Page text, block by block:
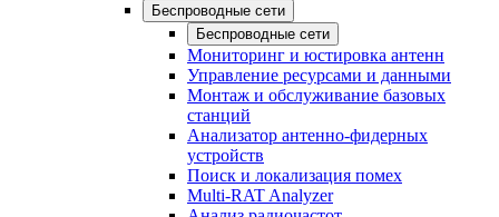
Беспроводные сети
Беспроводные сети
Мониторинг и юстировка антенн
Управление ресурсами и данными
Монтаж и обслуживание базовых
станций
Анализатор антенно-фидерных
устройств
Поиск и локализация помех
Multi-RAT Analyzer